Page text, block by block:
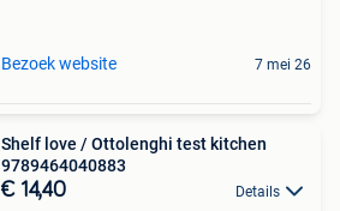
Bezoek website 7 mei 26
Shelf love / Ottolenghi test kitchen
9789464040883
€ 14,40 Details